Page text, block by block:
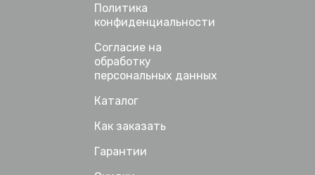
Каталог
Как заказать
Гарантии
Политика
конфиденциальности
Согласие на
обработку
персональных данных